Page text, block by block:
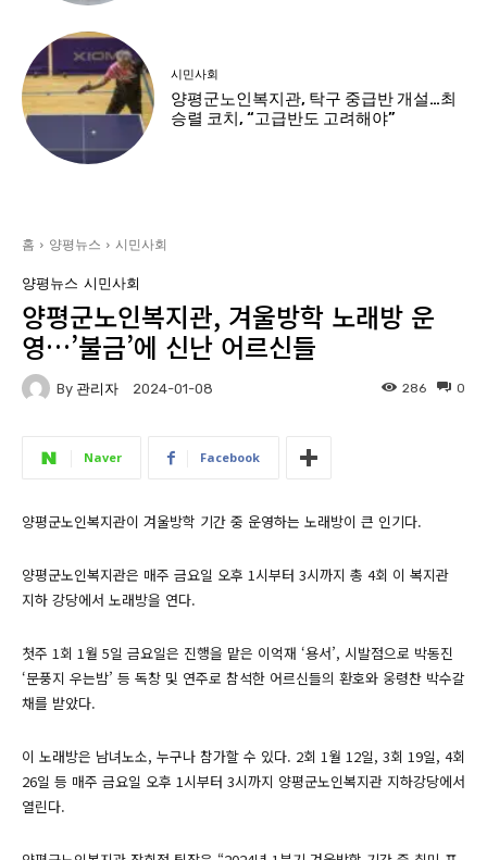
시민사회
양평군노인복지관, 탁구 중급반 개설…최
승렬 코치, “고급반도 고려해야”